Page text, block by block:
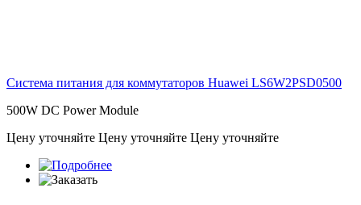
Система питания для коммутаторов Huawei LS6W2PSD0500
500W DC Power Module
Цену уточняйте Цену уточняйте Цену уточняйте